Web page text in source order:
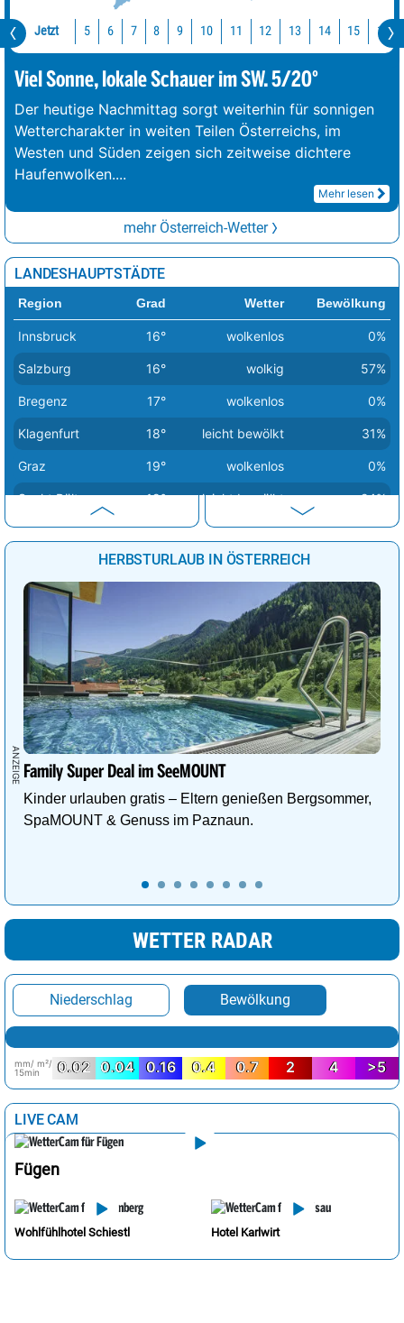
Jetzt 5 6 7 8 9 10 11 12 13 14 15 16
Viel Sonne, lokale Schauer im SW. 5/20°
Der heutige Nachmittag sorgt weiterhin für sonnigen
Wettercharakter in weiten Teilen Österreichs, im
Westen und Süden zeigen sich zeitweise dichtere
Haufenwolken....
Mehr lesen
mehr Österreich-Wetter
LANDESHAUPTSTÄDTE
Region Grad Wetter Bewölkung
Innsbruck 16° wolkenlos 0%
Salzburg 16° wolkig 57%
Bregenz 17° wolkenlos 0%
Klagenfurt 18° leicht bewölkt 31%
Graz 19° wolkenlos 0%
Sankt Pölten 19° leicht bewölkt 24%
Eisenstadt 21° wolkig 68%
21° wolkenlos
Wien wolkig 68%
HERBSTURLAUB IN ÖSTERREICH
Family Super Deal im SeeMOUNT
Kinder urlauben gratis – Eltern genießen Bergsommer,
SpaMOUNT & Genuss im Paznaun.
WETTER RADAR
Niederschlag Bewölkung
mm/ m²/
15min
0.02 0.04 0.16 0.4 0.7 2 4 >5
LIVE CAM
Fügen
Wohlfühlhotel Schiestl Hotel Karlwirt